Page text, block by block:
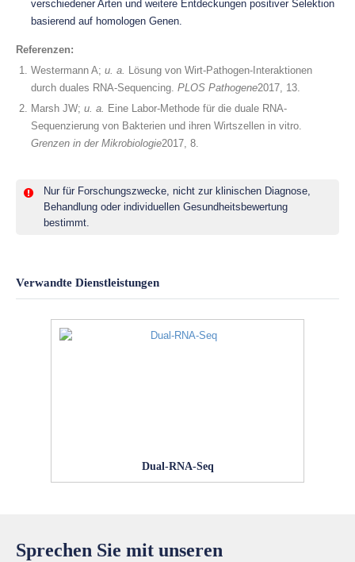
verschiedener Arten und weitere Entdeckungen positiver Selektion
basierend auf homologen Genen.
Referenzen:
Westermann A; u. a. Lösung von Wirt-Pathogen-Interaktionen
durch duales RNA-Sequencing. PLOS Pathogene2017, 13.
Marsh JW; u. a. Eine Labor-Methode für die duale RNA-
Sequenzierung von Bakterien und ihren Wirtszellen in vitro.
Grenzen in der Mikrobiologie2017, 8.
Nur für Forschungszwecke, nicht zur klinischen Diagnose,
Behandlung oder individuellen Gesundheitsbewertung
bestimmt.
Verwandte Dienstleistungen
Dual-RNA-Seq
Sprechen Sie mit unseren